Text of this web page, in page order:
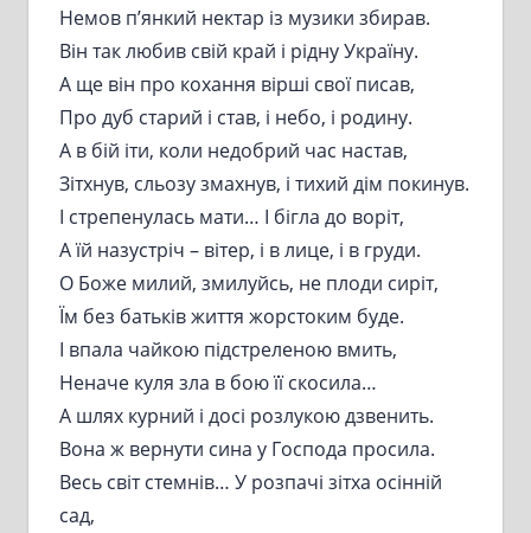
Немов п’янкий нектар із музики збирав.
Він так любив свій край і рідну Україну.
А ще він про кохання вірші свої писав,
Про дуб старий і став, і небо, і родину.
А в бій іти, коли недобрий час настав,
Зітхнув, сльозу змахнув, і тихий дім покинув.
І стрепенулась мати… І бігла до воріт,
А їй назустріч – вітер, і в лице, і в груди.
О Боже милий, змилуйсь, не плоди сиріт,
Їм без батьків життя жорстоким буде.
І впала чайкою підстреленою вмить,
Неначе куля зла в бою її скосила…
А шлях курний і досі розлукою дзвенить.
Вона ж вернути сина у Господа просила.
Весь світ стемнів… У розпачі зітха осінній
сад,